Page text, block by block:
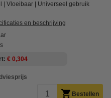
Vloeibaar Universeel gebruik
en beschrijving
€ 0,304
Bestellen